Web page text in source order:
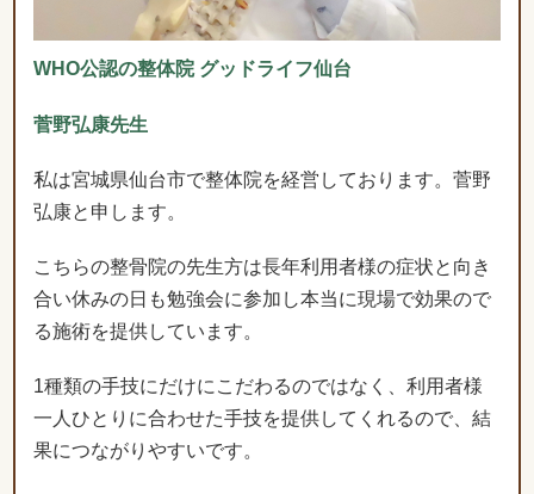
WHO公認の整体院 グッドライフ仙台
菅野弘康先生
私は宮城県仙台市で整体院を経営しております。菅野
弘康と申します。
こちらの整骨院の先生方は長年利用者様の症状と向き
合い休みの日も勉強会に参加し本当に現場で効果ので
る施術を提供しています。
1種類の手技にだけにこだわるのではなく、利用者様
一人ひとりに合わせた手技を提供してくれるので、結
果につながりやすいです。